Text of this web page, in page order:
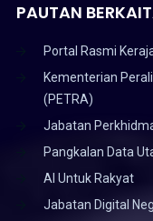
PAUTAN
Portal Rasmi
Kementerian
(PETRA)
Jabatan
Pangkalan Data
AI Untuk Rakyat
Jabatan Digital